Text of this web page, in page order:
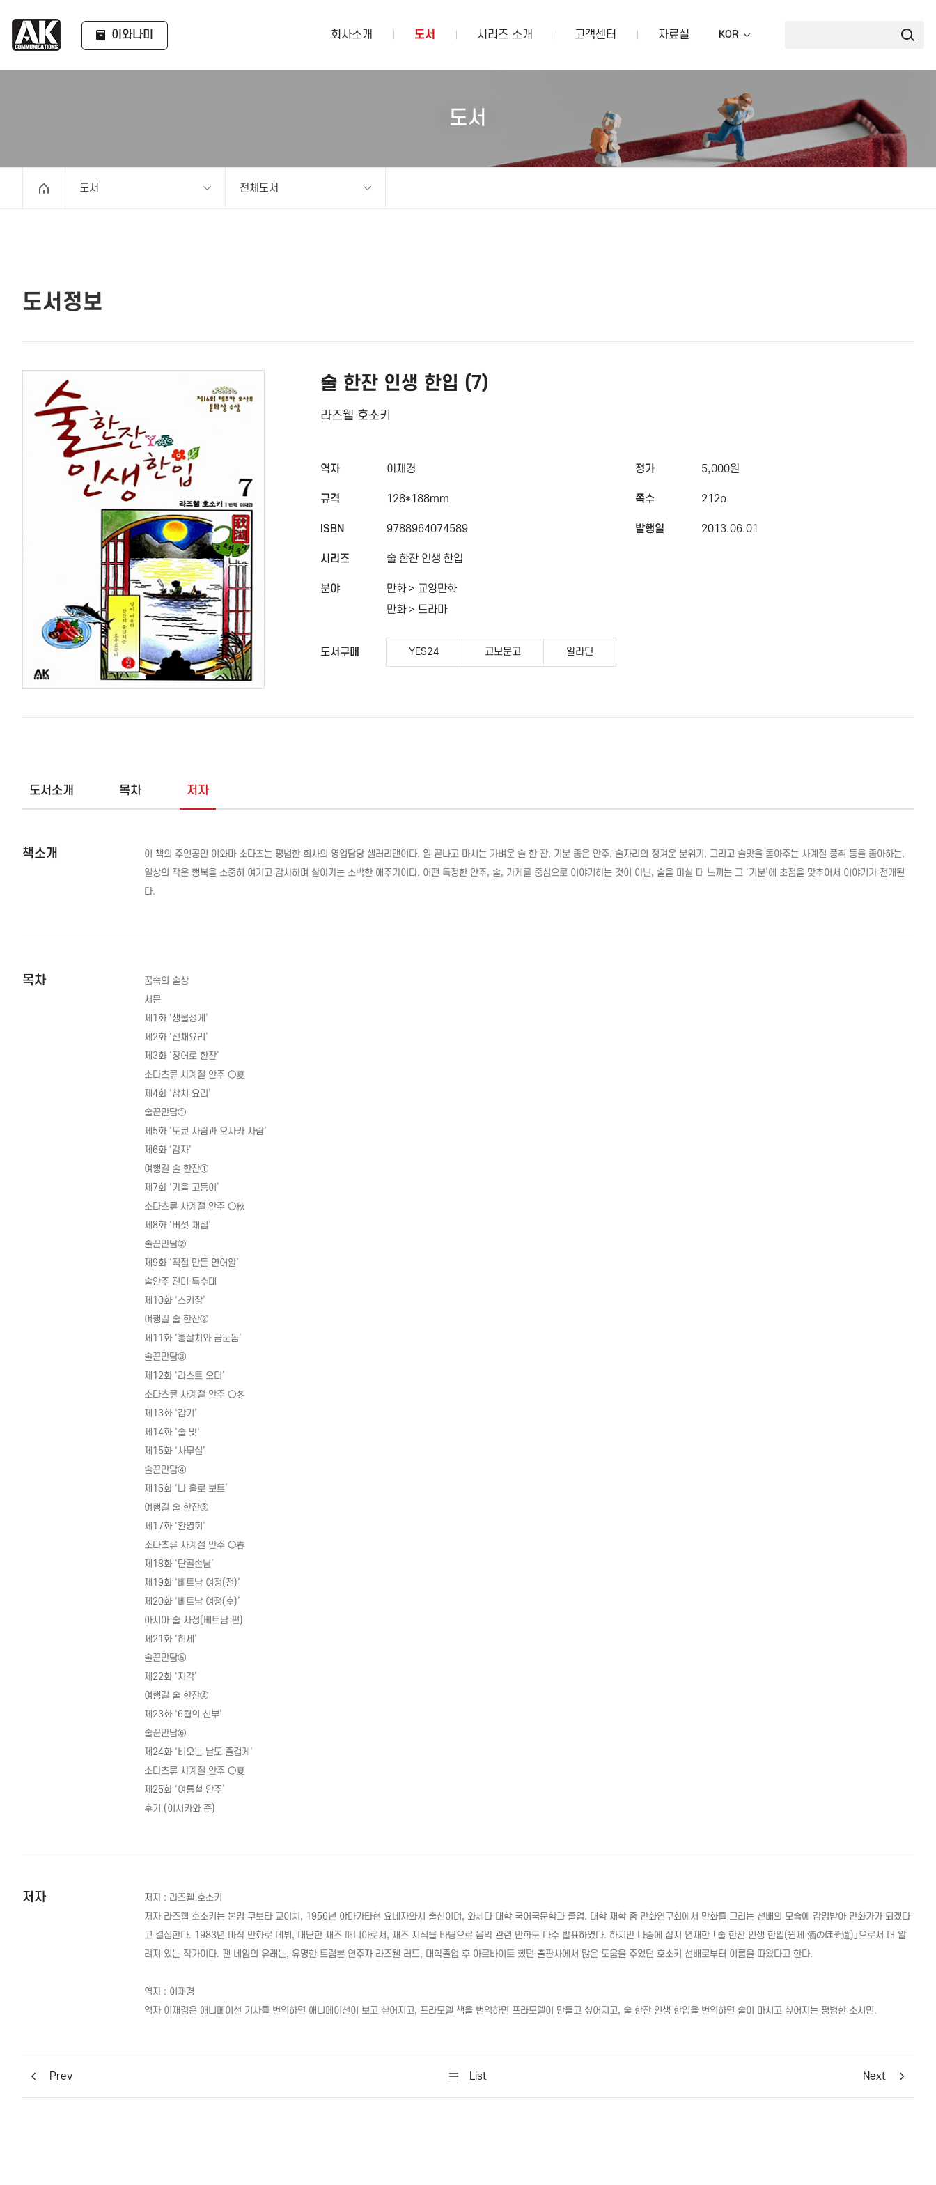
이와나미 회사소개 도서 시리즈 소개 고객센터 자료실 KOR
도서
도서 전체도서
도서정보
술 한잔 인생 한입 (7)
라즈웰 호소키
역자 이재경 정가 5,000원
규격 128*188mm 쪽수 212p
ISBN 9788964074589 발행일 2013.06.01
시리즈 술 한잔 인생 한입
분야
만화 > 교양만화
만화 > 드라마
도서구매 YES24 교보문고 알라딘
도서소개 목차 저자
책소개
이 책의 주인공인 이와마 소다츠는 평범한 회사의 영업담당 샐러리맨이다. 일 끝나고 마시는 가벼운 술 한 잔, 기분 좋은 안주, 술자리의 정겨운 분위기, 그리고 술맛을 돋아주는 사계절 풍취 등을 좋아하는,
일상의 작은 행복을 소중히 여기고 감사하며 살아가는 소박한 애주가이다. 어떤 특정한 안주, 술, 가게를 중심으로 이야기하는 것이 아닌, 술을 마실 때 느끼는 그 ‘기분’에 초점을 맞추어서 이야기가 전개된
다.
목차
꿈속의 술상
서문
제1화 ‘생물성게’
제2화 ‘전채요리’
제3화 ‘장어로 한잔’
소다츠류 사계절 안주 ○夏
제4화 ‘참치 요리’
술꾼만담①
제5화 ‘도쿄 사람과 오사카 사람’
제6화 ‘감자’
여행길 술 한잔①
제7화 ‘가을 고등어’
소다츠류 사계절 안주 ○秋
제8화 ‘버섯 채집’
술꾼만담②
제9화 ‘직접 만든 연어알’
술안주 진미 특수대
제10화 ‘스키장’
여행길 술 한잔②
제11화 ‘홍살치와 금눈돔’
술꾼만담③
제12화 ‘라스트 오더’
소다츠류 사계절 안주 ○冬
제13화 ‘감기’
제14화 ‘술 맛’
제15화 ‘사무실’
술꾼만담④
제16화 ‘나 홀로 보트’
여행길 술 한잔③
제17화 ‘환영회’
소다츠류 사계절 안주 ○春
제18화 ‘단골손님’
제19화 ‘베트남 여정(전)’
제20화 ‘베트남 여정(후)’
아시아 술 사정(베트남 편)
제21화 ‘허세’
술꾼만담⑤
제22화 ‘지각’
여행길 술 한잔④
제23화 ‘6월의 신부’
술꾼만담⑥
제24화 ‘비오는 날도 즐겁게’
소다츠류 사계절 안주 ○夏
제25화 ‘여름철 안주’
후기 (이시카와 준)
저자
저자 : 라즈웰 호소키
저자 라즈웰 호소키는 본명 쿠보타 쿄이치, 1956년 야마가타현 요네자와시 출신이며, 와세다 대학 국어국문학과 졸업. 대학 재학 중 만화연구회에서 만화를 그리는 선배의 모습에 감명받아 만화가가 되겠다
고 결심한다. 1983년 마작 만화로 데뷔, 대단한 재즈 매니아로서, 재즈 지식을 바탕으로 음악 관련 만화도 다수 발표하였다. 하지만 나중에 잡지 연재한 「술 한잔 인생 한입(원제 酒のほそ道)」으로서 더 알
려져 있는 작가이다. 팬 네임의 유래는, 유명한 트럼본 연주자 라즈웰 러드, 대학졸업 후 아르바이트 했던 출판사에서 많은 도움을 주었던 호소키 선배로부터 이름을 따왔다고 한다.
역자 : 이재경
역자 이재경은 애니메이션 기사를 번역하면 애니메이션이 보고 싶어지고, 프라모델 책을 번역하면 프라모델이 만들고 싶어지고, 술 한잔 인생 한입을 번역하면 술이 마시고 싶어지는 평범한 소시민.
Prev List Next